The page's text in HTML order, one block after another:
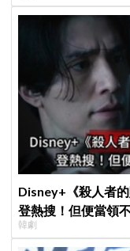
Disney+《殺人者
登熱搜！但便當領
韓劇